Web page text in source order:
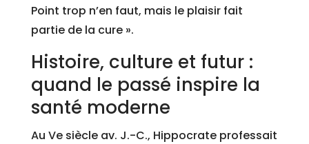
Point trop n’en faut, mais le plaisir fait
partie de la cure ».
Histoire, culture et futur :
quand le passé inspire la
santé moderne
Au Ve siècle av. J.-C., Hippocrate professait